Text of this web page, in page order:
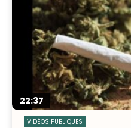
22:37
VIDÉOS PUBLIQUES